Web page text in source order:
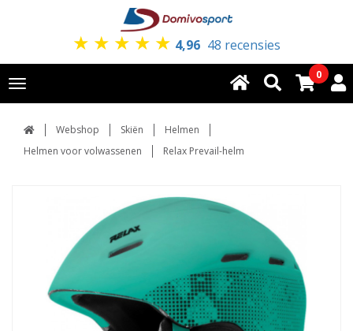
★ ★ ★ ★ ★ 4,96 48 recensies
Toggle
navigation
0
Webshop Skiën
Helmen
Helmen voor volwassenen
Relax Prevail-helm